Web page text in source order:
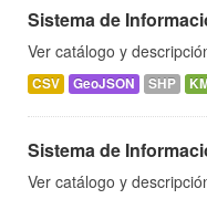
Sistema de
Ver catálogo y
CSV GeoJSON SHP
Sistema de
Ver catálogo y